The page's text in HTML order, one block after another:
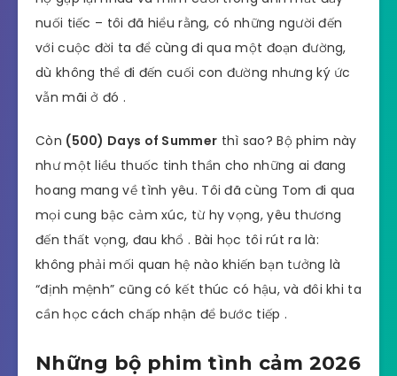
nuối tiếc – tôi đã hiểu rằng, có những người đến
với cuộc đời ta để cùng đi qua một đoạn đường,
dù không thể đi đến cuối con đường nhưng ký ức
vẫn mãi ở đó .
Còn (500) Days of Summer thì sao? Bộ phim này
như một liều thuốc tinh thần cho những ai đang
hoang mang về tình yêu. Tôi đã cùng Tom đi qua
mọi cung bậc cảm xúc, từ hy vọng, yêu thương
đến thất vọng, đau khổ . Bài học tôi rút ra là:
không phải mối quan hệ nào khiến bạn tưởng là
“định mệnh” cũng có kết thúc có hậu, và đôi khi ta
cần học cách chấp nhận để bước tiếp .
Những bộ phim tình cảm 2026